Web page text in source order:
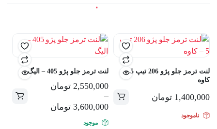
لنت ترمز جلو پژو 206 تیپ 5 –
کاوه
1,400,000 تومان
ناموجود
لنت ترمز جلو پژو 405 – الیگ
2,550,000 تومان
–
3,600,000 تومان
محصول
دارایموجود